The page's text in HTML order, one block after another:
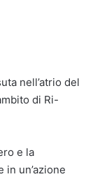
nell’atrio del
di Ri-
e la
un’azione